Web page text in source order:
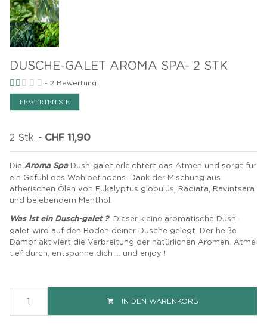
DUSCHE-GALET AROMA SPA- 2 STK
- 2 Bewertung
BEWERTEN SIE
2 Stk. - CHF 11,90
Die Aroma SpaDush-galet erleichtert das Atmen und sorgt für
ein Gefühl des Wohlbefindens. Dank der Mischung aus
ätherischen Ölen von Eukalyptus globulus, Radiata, Ravintsara
und belebendem Menthol.
Was ist ein Dusch-galet ? Dieser kleine aromatische Dush-
galet wird auf den Boden deiner Dusche gelegt. Der heiße
Dampf aktiviert die Verbreitung der natürlichen Aromen. Atme
tief durch, entspanne dich ... und enjoy !
 IN DEN WARENKORB